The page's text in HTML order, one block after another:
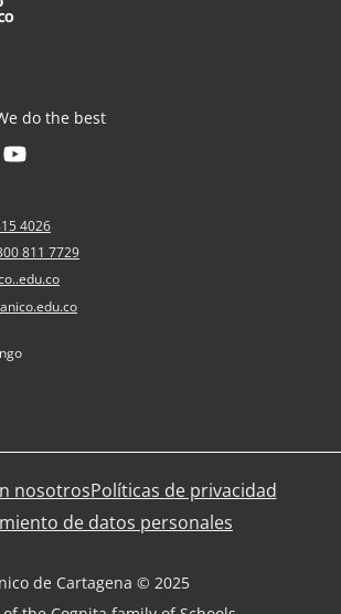
do the best
4026
811 7729
nosotrosPolíticas de privacidad
de datos personales
de Cartagena © 2025